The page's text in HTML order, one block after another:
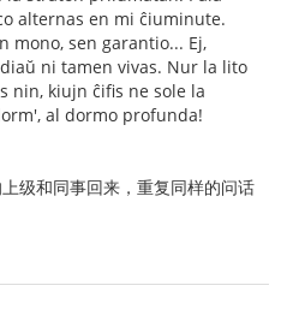
alternas en mi ĉiuminute.
mono, sen garantio... Ej,
ni tamen vivas. Nur la lito
nin, kiujn ĉifis ne sole la
al dormo profunda!
级和同事回来，重复同样的问话